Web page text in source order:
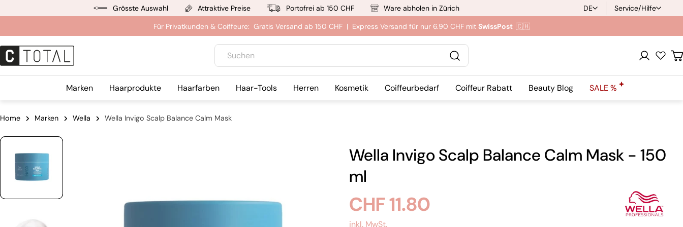
Inhalt
Grösste Auswahl Attraktive Preise Portofrei ab 150 CHF Ware abholen in Zürich
S
p
a
DE
Service/Hilfe
Für Privatkunden & Coiffeure: Gratis Versand ab 150 CHF | Express Versand für nur 6.90 CHF mit SwissPost 🇨🇭
Suchen Anmeldung
Marken Haarprodukte Haarfarben Haar-Tools Herren Kosmetik Coiffeurbedarf Coiffeur Rabatt Beauty Blog SALE %
Home Marken Wella Wella Invigo Scalp Balance Calm Mask
Wella Invigo Scalp Balance Calm Mask - 150
ml
Regulärer
CHF 11.80
inkl. MwSt.